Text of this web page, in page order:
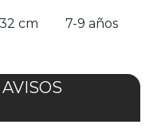
cm 7-9 años